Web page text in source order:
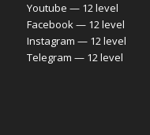
Youtube — 12 level
Facebook — 12 level
Instagram — 12 level
Telegram — 12 level